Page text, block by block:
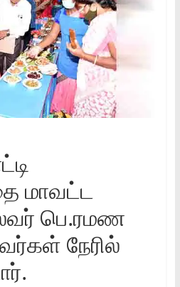
மாவட்ட
பெ.ரமண
நேரில்